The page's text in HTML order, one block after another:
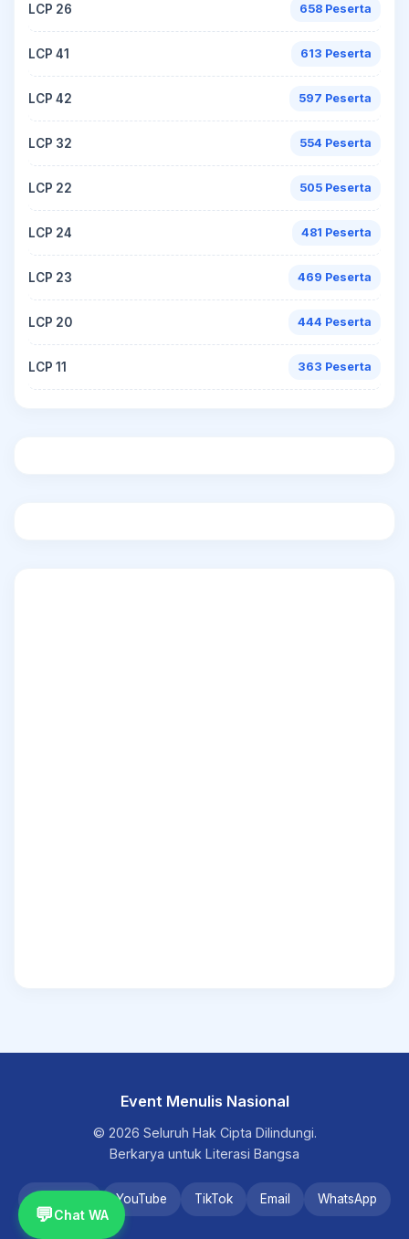
LCP 26 658 Peserta
LCP 41 613 Peserta
LCP 42 597 Peserta
LCP 32 554 Peserta
LCP 22 505 Peserta
LCP 24 481 Peserta
LCP 23 469 Peserta
LCP 20 444 Peserta
LCP 11 363 Peserta
Event Menulis Nasional
© 2026 Seluruh Hak Cipta Dilindungi.
Berkarya untuk Literasi Bangsa
YouTube TikTok Email WhatsApp
💬Chat WA